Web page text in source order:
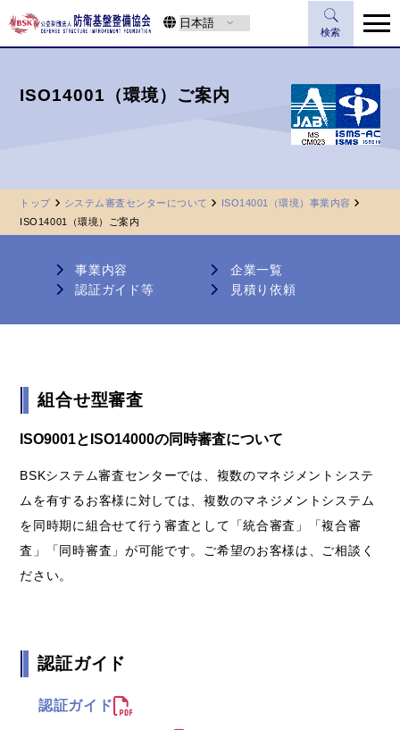
検索
ISO14001（環境）ご案内
トップ システム審査センターについて
ISO14001（環境）事業内容
ISO14001（環境）ご案内
事業内容
企業一覧
認証ガイド等
見積り依頼
組合せ型審査
ISO9001とISO14000の同時審査について
BSKシステム審査センターでは、複数のマネジメントシステ
ムを有するお客様に対しては、複数のマネジメントシステム
を同時期に組合せて行う審査として「統合審査」「複合審
査」「同時審査」が可能です。ご希望のお客様は、ご相談く
ださい。
認証ガイド
認証ガイド